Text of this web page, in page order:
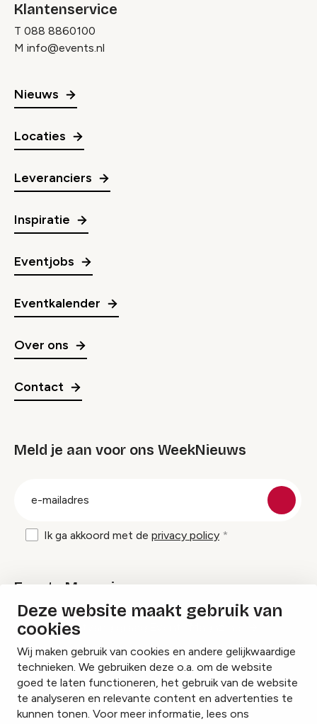
Deze website maakt gebruik van
cookies
Wij maken gebruik van cookies en andere gelijkwaardige
technieken. We gebruiken deze o.a. om de website
goed te laten functioneren, het gebruik van de website
te analyseren en relevante content en advertenties te
kunnen tonen. Voor meer informatie, lees ons
Klantenservice
T 088 8860100
M info@events.nl
Nieuws
Locaties
Leveranciers
Inspiratie
Eventjobs
Eventkalender
Over ons
Contact
Meld je aan voor ons WeekNieuws
Ik ga akkoord met de privacy policy
Events Magazine
Ik ontvang graag Events Magazine
InstagramFacebookLinkedIn